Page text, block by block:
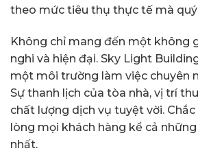
theo mức tiêu thụ thực tế mà
Không chỉ mang đến một không
nghi và hiện đại. Sky Light
một môi trường làm việc chuyên
Sự thanh lịch của tòa nhà, vị trí
chất lượng dịch vụ tuyệt vời.
lòng mọi khách hàng kể cả
nhất.